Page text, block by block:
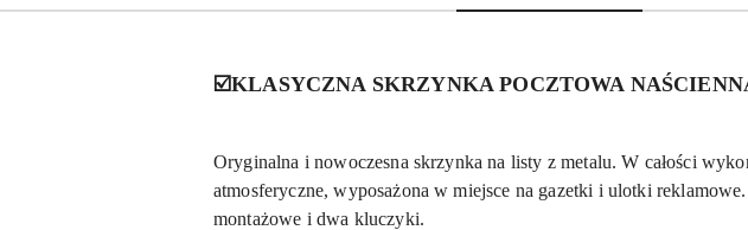
☑️KLASYCZNA SKRZYNKA POCZTOWA
Oryginalna i nowoczesna skrzynka na listy z metalu. W całości
atmosferyczne, wyposażona w miejsce na gazetki i ulotki
montażowe i dwa kluczyki.